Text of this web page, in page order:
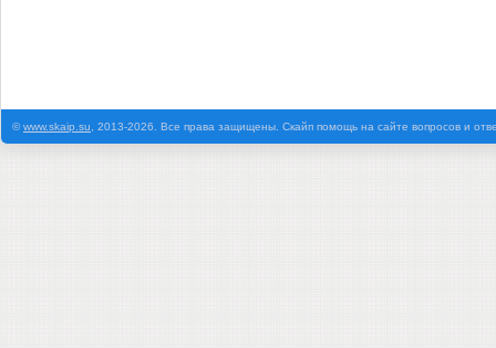
©www.skaip.su , 2013-2026. Все права защищены. Скайп помощь на сайте вопросов и